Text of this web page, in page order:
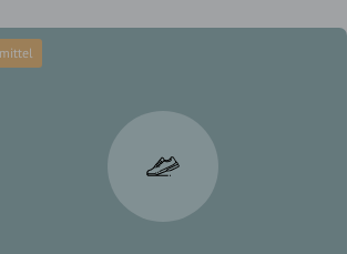
mittel